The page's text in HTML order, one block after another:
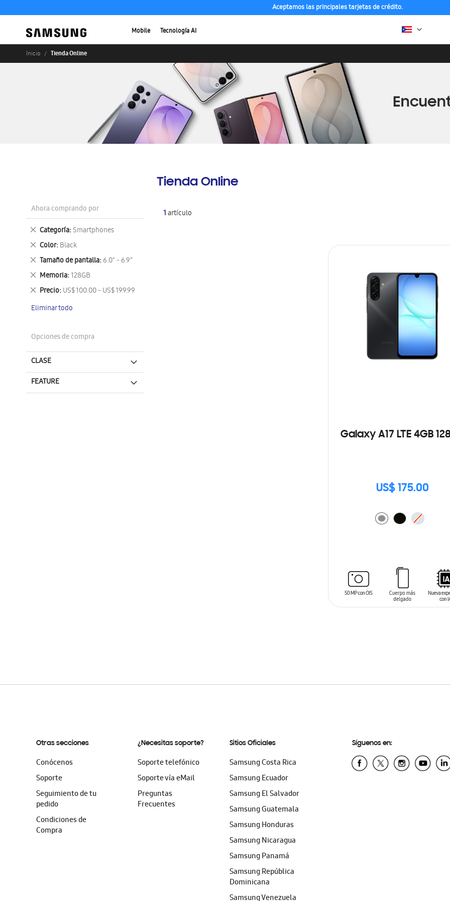
Aceptamos las principales tarjetas de crédito.
Mobile Tecnología AI
Inicio Tienda Online
Tienda Online
1artículo
Galaxy A17 LTE 4GB
US$ 175.00
Ahora comprando por
Categoría Smartphones
Eliminar
este
artículo
Color Black
Eliminar
este
artículo
Tamaño de pantalla 6.0" - 6.9"
Eliminar
este
artículo
Memoria 128GB
Eliminar
este
artículo
Precio US$ 100.00 - US$ 199.99
Eliminar
artículo
Eliminar todo
Opciones de compra
CLASE
FEATURE
Otras secciones
Conócenos
Soporte
Seguimiento de tu
pedido
Condiciones de
Compra
¿Necesitas soporte?
Soporte telefónico
Soporte vía eMail
Preguntas
Frecuentes
Sitios Oficiales
Samsung Costa Rica
Samsung Ecuador
Samsung El Salvador
Samsung Guatemala
Samsung Honduras
Samsung Nicaragua
Samsung Panamá
Samsung República
Dominicana
Samsung Venezuela
Síguenos en: